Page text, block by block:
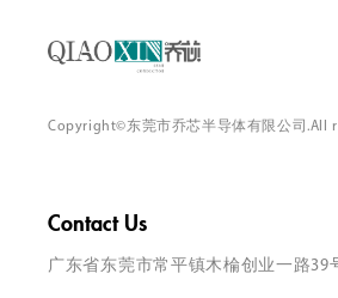
Copyright©东莞市乔芯半导体有限公司.All
Contact Us
广东省东莞市常平镇木棆创业一路39